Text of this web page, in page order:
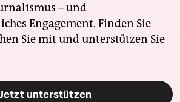
– und
Engagement. Finden Sie
Sie mit und unterstützen Sie
unterstützen